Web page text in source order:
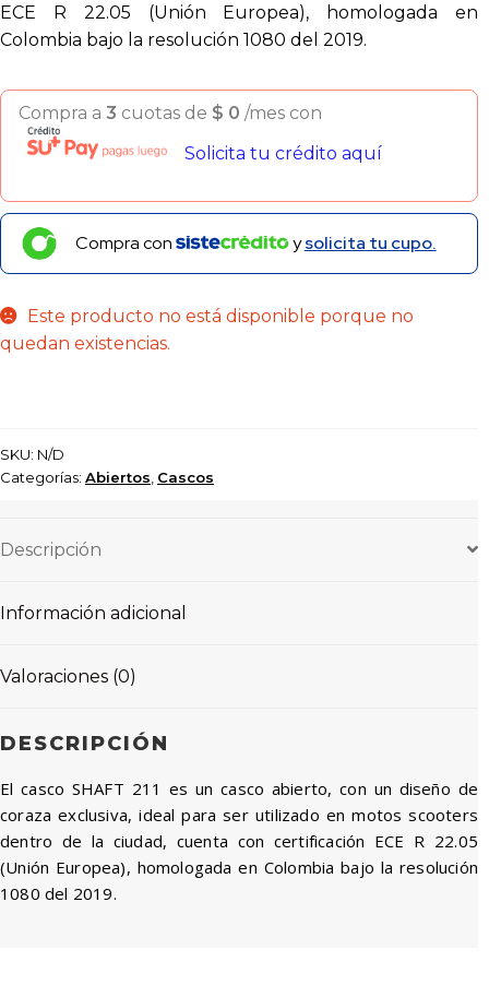
ECE R 22.05 (Unión Europea), homologada en
Colombia bajo la resolución 1080 del 2019.
Compra a 3 cuotas de $ 0 /mes con
Solicita tu crédito aquí
Compra con ysolicita tu cupo.
Este producto no está disponible porque no
quedan existencias.
SKU: N/D
Categorías: Abiertos Cascos
Descripción
Información adicional
Valoraciones (0)
DESCRIPCIÓN
El casco SHAFT 211 es un casco abierto, con un diseño de
coraza exclusiva, ideal para ser utilizado en motos scooters
dentro de la ciudad, cuenta con certificación ECE R 22.05
(Unión Europea), homologada en Colombia bajo la resolución
1080 del 2019.